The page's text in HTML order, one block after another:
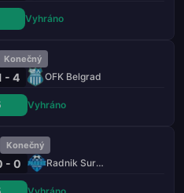
Vyhráno
Konečný
- 4 OFK Belgrad
Vyhráno
Konečný
- 0 Radnik Surdulica